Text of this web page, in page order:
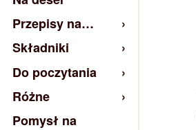
Przepisy na…
Składniki
Do poczytania
Różne
Pomysł na